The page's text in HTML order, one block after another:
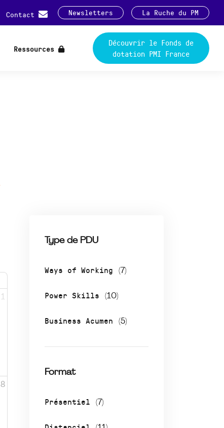
Contact Newsletters La Ruche du PM
Ressources
Découvrir le Fonds de
dotation PMI France
Type de PDU
Ways of Working (7)
Power Skills (10)
Business Acumen (5)
Format
Présentiel (7)
1
8